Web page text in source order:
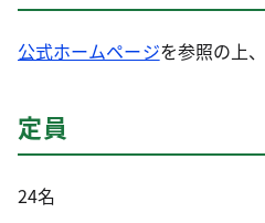
公式ホームページを参照の上
定員
24名